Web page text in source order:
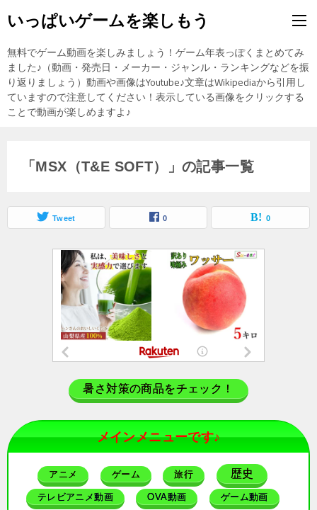
いっぱいゲームを楽しもう
無料でゲーム動画を楽しみましょう！ゲーム年表っぽくまとめてみ
ました♪（動画・発売日・メーカー・ジャンル・ランキングなどを振
り返りましょう）動画や画像はYoutube♪文章はWikipediaから引用し
ていますので注意してください！表示している画像をクリックする
ことで動画が楽しめますよ♪
「MSX（T&E SOFT）」の記事一覧
Tweet 0 0
暑さ対策の商品をチェック！
メインメニューです♪
アニメ ゲーム 旅行 歴史
テレビアニメ動画 OVA動画 ゲーム動画